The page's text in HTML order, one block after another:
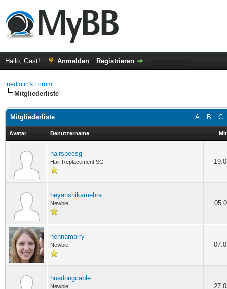
Hallo, Gast! Anmelden Registrieren
friedlolin's Forum
Mitgliederliste
A B C
Mitgliederliste
Avatar Benutzername
hairspecsg
Hair Replacement SG
heyanshikamehra
Newbie
hennamarry
Newbie
huadongcable
Newbie